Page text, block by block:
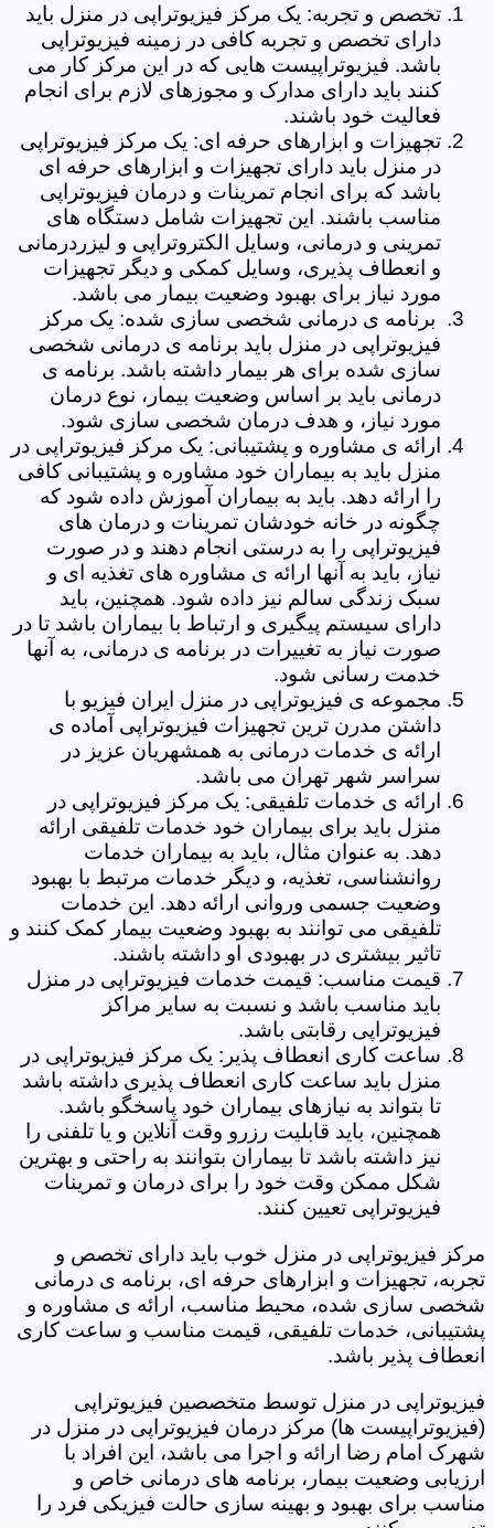
تخصص و تجربه: یک مرکز فیزیوتراپی در منزل باید
دارای تخصص و تجربه کافی در زمینه فیزیوتراپی
باشد. فیزیوتراپیست هایی که در این مرکز کار می
کنند باید دارای مدارک و مجوزهای لازم برای انجام
فعالیت خود باشند.
تجهیزات و ابزارهای حرفه ای: یک مرکز فیزیوتراپی
در منزل باید دارای تجهیزات و ابزارهای حرفه ای
باشد که برای انجام تمرینات و درمان فیزیوتراپی
مناسب باشند. این تجهیزات شامل دستگاه های
تمرینی و درمانی، وسایل الکتروتراپی و لیزردرمانی
و انعطاف پذیری، وسایل کمکی و دیگر تجهیزات
مورد نیاز برای بهبود وضعیت بیمار می باشد.
برنامه ی درمانی شخصی سازی شده: یک مرکز
فیزیوتراپی در منزل باید برنامه ی درمانی شخصی
سازی شده برای هر بیمار داشته باشد. برنامه ی
درمانی باید بر اساس وضعیت بیمار، نوع درمان
مورد نیاز، و هدف درمان شخصی سازی شود.
ارائه ی مشاوره و پشتیبانی: یک مرکز فیزیوتراپی در
منزل باید به بیماران خود مشاوره و پشتیبانی کافی
را ارائه دهد. باید به بیماران آموزش داده شود که
چگونه در خانه خودشان تمرینات و درمان های
فیزیوتراپی را به درستی انجام دهند و در صورت
نیاز، باید به آنها ارائه ی مشاوره های تغذیه ای و
سبک زندگی سالم نیز داده شود. همچنین، باید
دارای سیستم پیگیری و ارتباط با بیماران باشد تا در
صورت نیاز به تغییرات در برنامه ی درمانی، به آنها
خدمت رسانی شود.
مجموعه ی فیزیوتراپی در منزل ایران فیزیو با
داشتن مدرن ترین تجهیزات فیزیوتراپی آماده ی
ارائه ی خدمات درمانی به همشهریان عزیز در
سراسر شهر تهران می باشد.
ارائه ی خدمات تلفیقی: یک مرکز فیزیوتراپی در
منزل باید برای بیماران خود خدمات تلفیقی ارائه
دهد. به عنوان مثال، باید به بیماران خدمات
روانشناسی، تغذیه، و دیگر خدمات مرتبط با بهبود
وضعیت جسمی وروانی ارائه دهد. این خدمات
تلفیقی می توانند به بهبود وضعیت بیمار کمک کنند و
تاثیر بیشتری در بهبودی او داشته باشند.
قیمت مناسب: قیمت خدمات فیزیوتراپی در منزل
باید مناسب باشد و نسبت به سایر مراکز
فیزیوتراپی رقابتی باشد.
ساعت کاری انعطاف پذیر: یک مرکز فیزیوتراپی در
منزل باید ساعت کاری انعطاف پذیری داشته باشد
تا بتواند به نیازهای بیماران خود پاسخگو باشد.
همچنین، باید قابلیت رزرو وقت آنلاین و یا تلفنی را
نیز داشته باشد تا بیماران بتوانند به راحتی و بهترین
شکل ممکن وقت خود را برای درمان و تمرینات
فیزیوتراپی تعیین کنند.
مرکز فیزیوتراپی در منزل خوب باید دارای تخصص و
تجربه، تجهیزات و ابزارهای حرفه ای، برنامه ی درمانی
شخصی سازی شده، محیط مناسب، ارائه ی مشاوره و
پشتیبانی، خدمات تلفیقی، قیمت مناسب و ساعت کاری
انعطاف پذیر باشد.
فیزیوتراپی در منزل توسط متخصصین فیزیوتراپی
(فیزیوتراپیست ها) مرکز درمان فیزیوتراپی در منزل در
شهرک امام رضا ارائه و اجرا می باشد، این افراد با
ارزیابی وضعیت بیمار، برنامه های درمانی خاص و
مناسب برای بهبود و بهینه سازی حالت فیزیکی فرد را